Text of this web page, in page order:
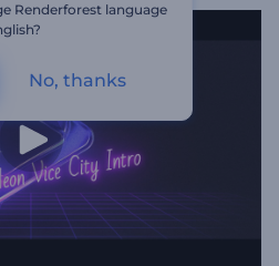
Renderforest language
No, thanks